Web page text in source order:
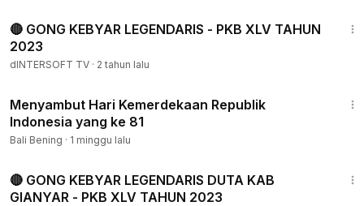
🔴 GONG KEBYAR LEGENDARIS - PKB XLV TAHUN
2023
dINTERSOFT TV · 2 tahun lalu
Menyambut Hari Kemerdekaan Republik
Indonesia yang ke 81
Bali Bening · 1 minggu lalu
🔴 GONG KEBYAR LEGENDARIS DUTA KAB
GIANYAR - PKB XLV TAHUN 2023